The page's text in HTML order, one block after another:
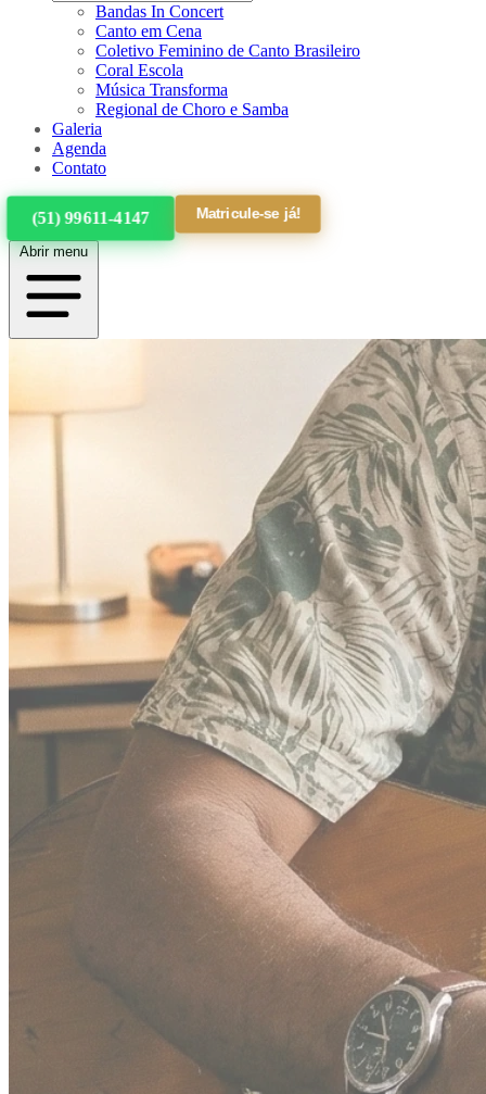
Bandas In Concert
Canto em Cena
Coletivo Feminino de Canto Brasileiro
Coral Escola
Música Transforma
Regional de Choro e Samba
Galeria
Agenda
Contato
(51) 99611-4147 Matricule-se já!
Abrir menu